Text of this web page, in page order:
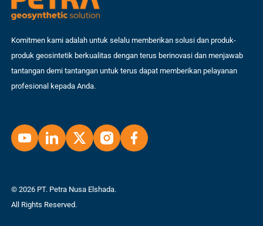
Komitmen kami adalah untuk selalu memberikan solusi dan produk-
produk geosintetik berkualitas dengan terus berinovasi dan menjawab
tantangan demi tantangan untuk terus dapat memberikan pelayanan
profesional kepada Anda.
© 2026 PT. Petra Nusa Elshada.
All Rights Reserved.